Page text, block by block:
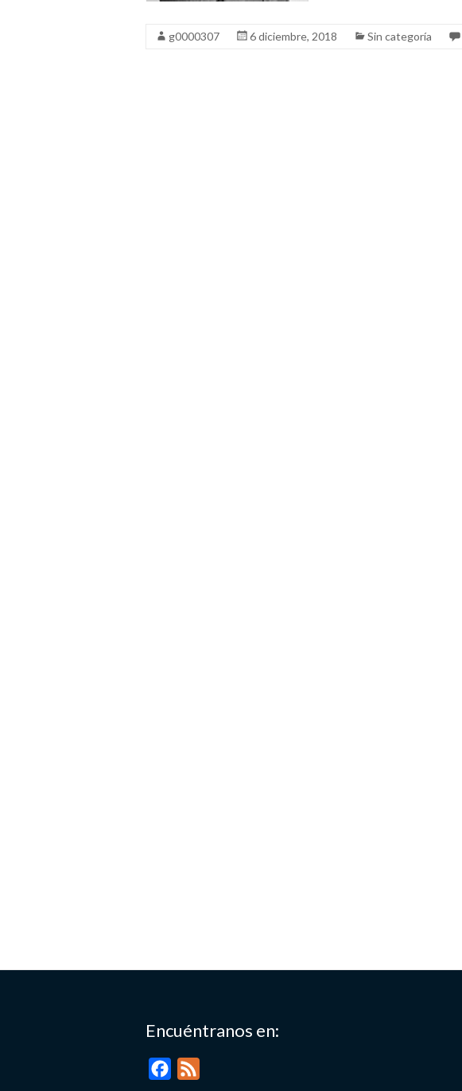
g0000307 6 diciembre, 2018 Sin categoría
Encuéntranos en: